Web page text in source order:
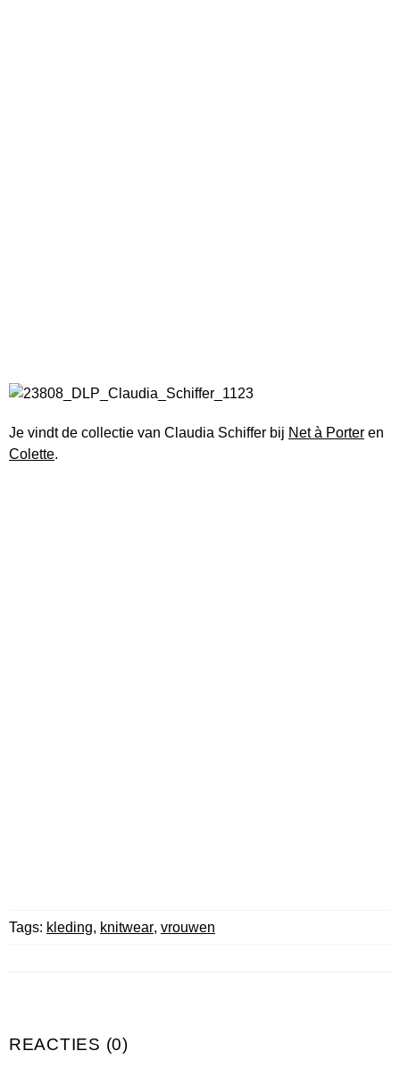
Je vindt de collectie van Claudia Schiffer bij Net à Porter en
Colette.
Tags: kleding, knitwear, vrouwen
REACTIES (0)